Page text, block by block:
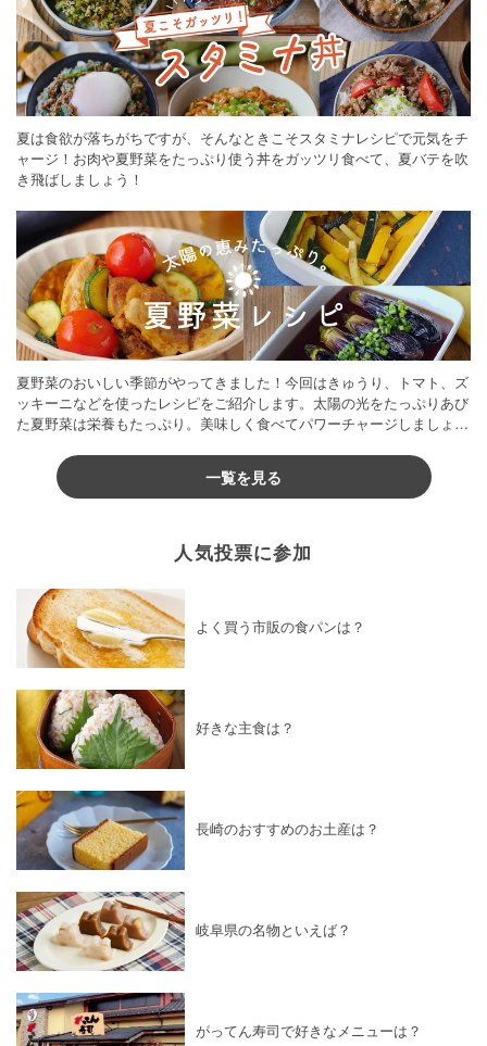
夏は食欲が落ちがちですが、そんなときこそスタミナレシピで元気をチ
ャージ！お肉や夏野菜をたっぷり使う丼をガッツリ食べて、夏バテを吹
き飛ばしましょう！
夏野菜のおいしい季節がやってきました！今回はきゅうり、トマト、ズ
ッキーニなどを使ったレシピをご紹介します。太陽の光をたっぷりあび
た夏野菜は栄養もたっぷり。美味しく食べてパワーチャージしましょう
一覧を見る
人気投票に参加
よく買う市販の食パンは？
好きな主食は？
長崎のおすすめのお土産は？
岐阜県の名物といえば？
がってん寿司で好きなメニューは？